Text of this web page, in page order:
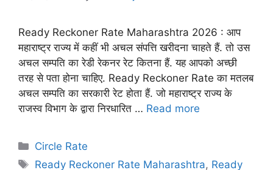
Ready Reckoner Rate Maharashtra 2026 : आप
महाराष्ट्र राज्य में कहीं भी अचल संपत्ति खरीदना चाहते हैं. तो उस
अचल सम्पति का रेडी रेकनर रेट कितना हैं. यह आपको अच्छी
तरह से पता होना चाहिए. Ready Reckoner Rate का मतलब
अचल सम्पति का सरकारी रेट होता हैं. जो महाराष्ट्र राज्य के
राजस्व विभाग के द्वारा निरधारित … Read more
Categories
Circle Rate
Tags
Ready Reckoner Rate Maharashtra, Ready